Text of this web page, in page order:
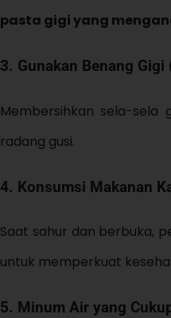
pasta gigi yang
3. Gunakan Benang
Membersihkan sela-sela
radang gusi.
4. Konsumsi Makanan
Saat sahur dan berbuka,
untuk memperkuat
5. Minum Air yang